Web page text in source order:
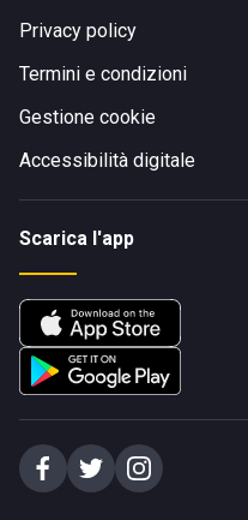
Privacy policy
Termini e condizioni
Gestione cookie
Accessibilità digitale
Scarica l'app